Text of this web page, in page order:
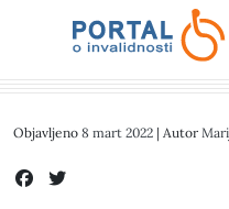
Objavljeno 8 mart 2022 | Autor